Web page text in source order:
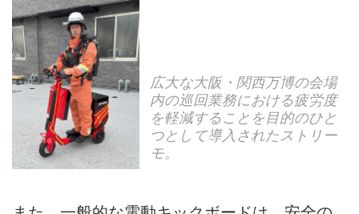
広大な大阪・関西万博の会場
内の巡回業務における疲労度
を軽減することを目的のひと
つとして導入されたストリー
モ。